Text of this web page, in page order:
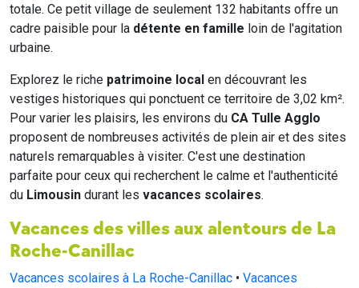
totale. Ce petit village de seulement 132 habitants offre un
cadre paisible pour la détente en famille loin de l'agitation
urbaine.
Explorez le riche patrimoine local en découvrant les
vestiges historiques qui ponctuent ce territoire de 3,02 km².
Pour varier les plaisirs, les environs du CA Tulle Agglo
proposent de nombreuses activités de plein air et des sites
naturels remarquables à visiter. C'est une destination
parfaite pour ceux qui recherchent le calme et l'authenticité
du Limousin durant les vacances scolaires.
Vacances des villes aux alentours de La
Roche-Canillac
Vacances scolaires à La Roche-Canillac • Vacances